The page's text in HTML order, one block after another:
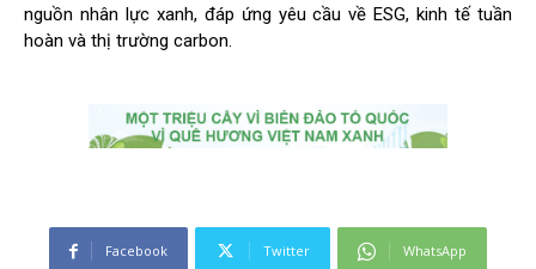
nguồn nhân lực xanh, đáp ứng yêu cầu về ESG, kinh tế tuần
hoàn và thị trường carbon.
Facebook Twitter WhatsApp